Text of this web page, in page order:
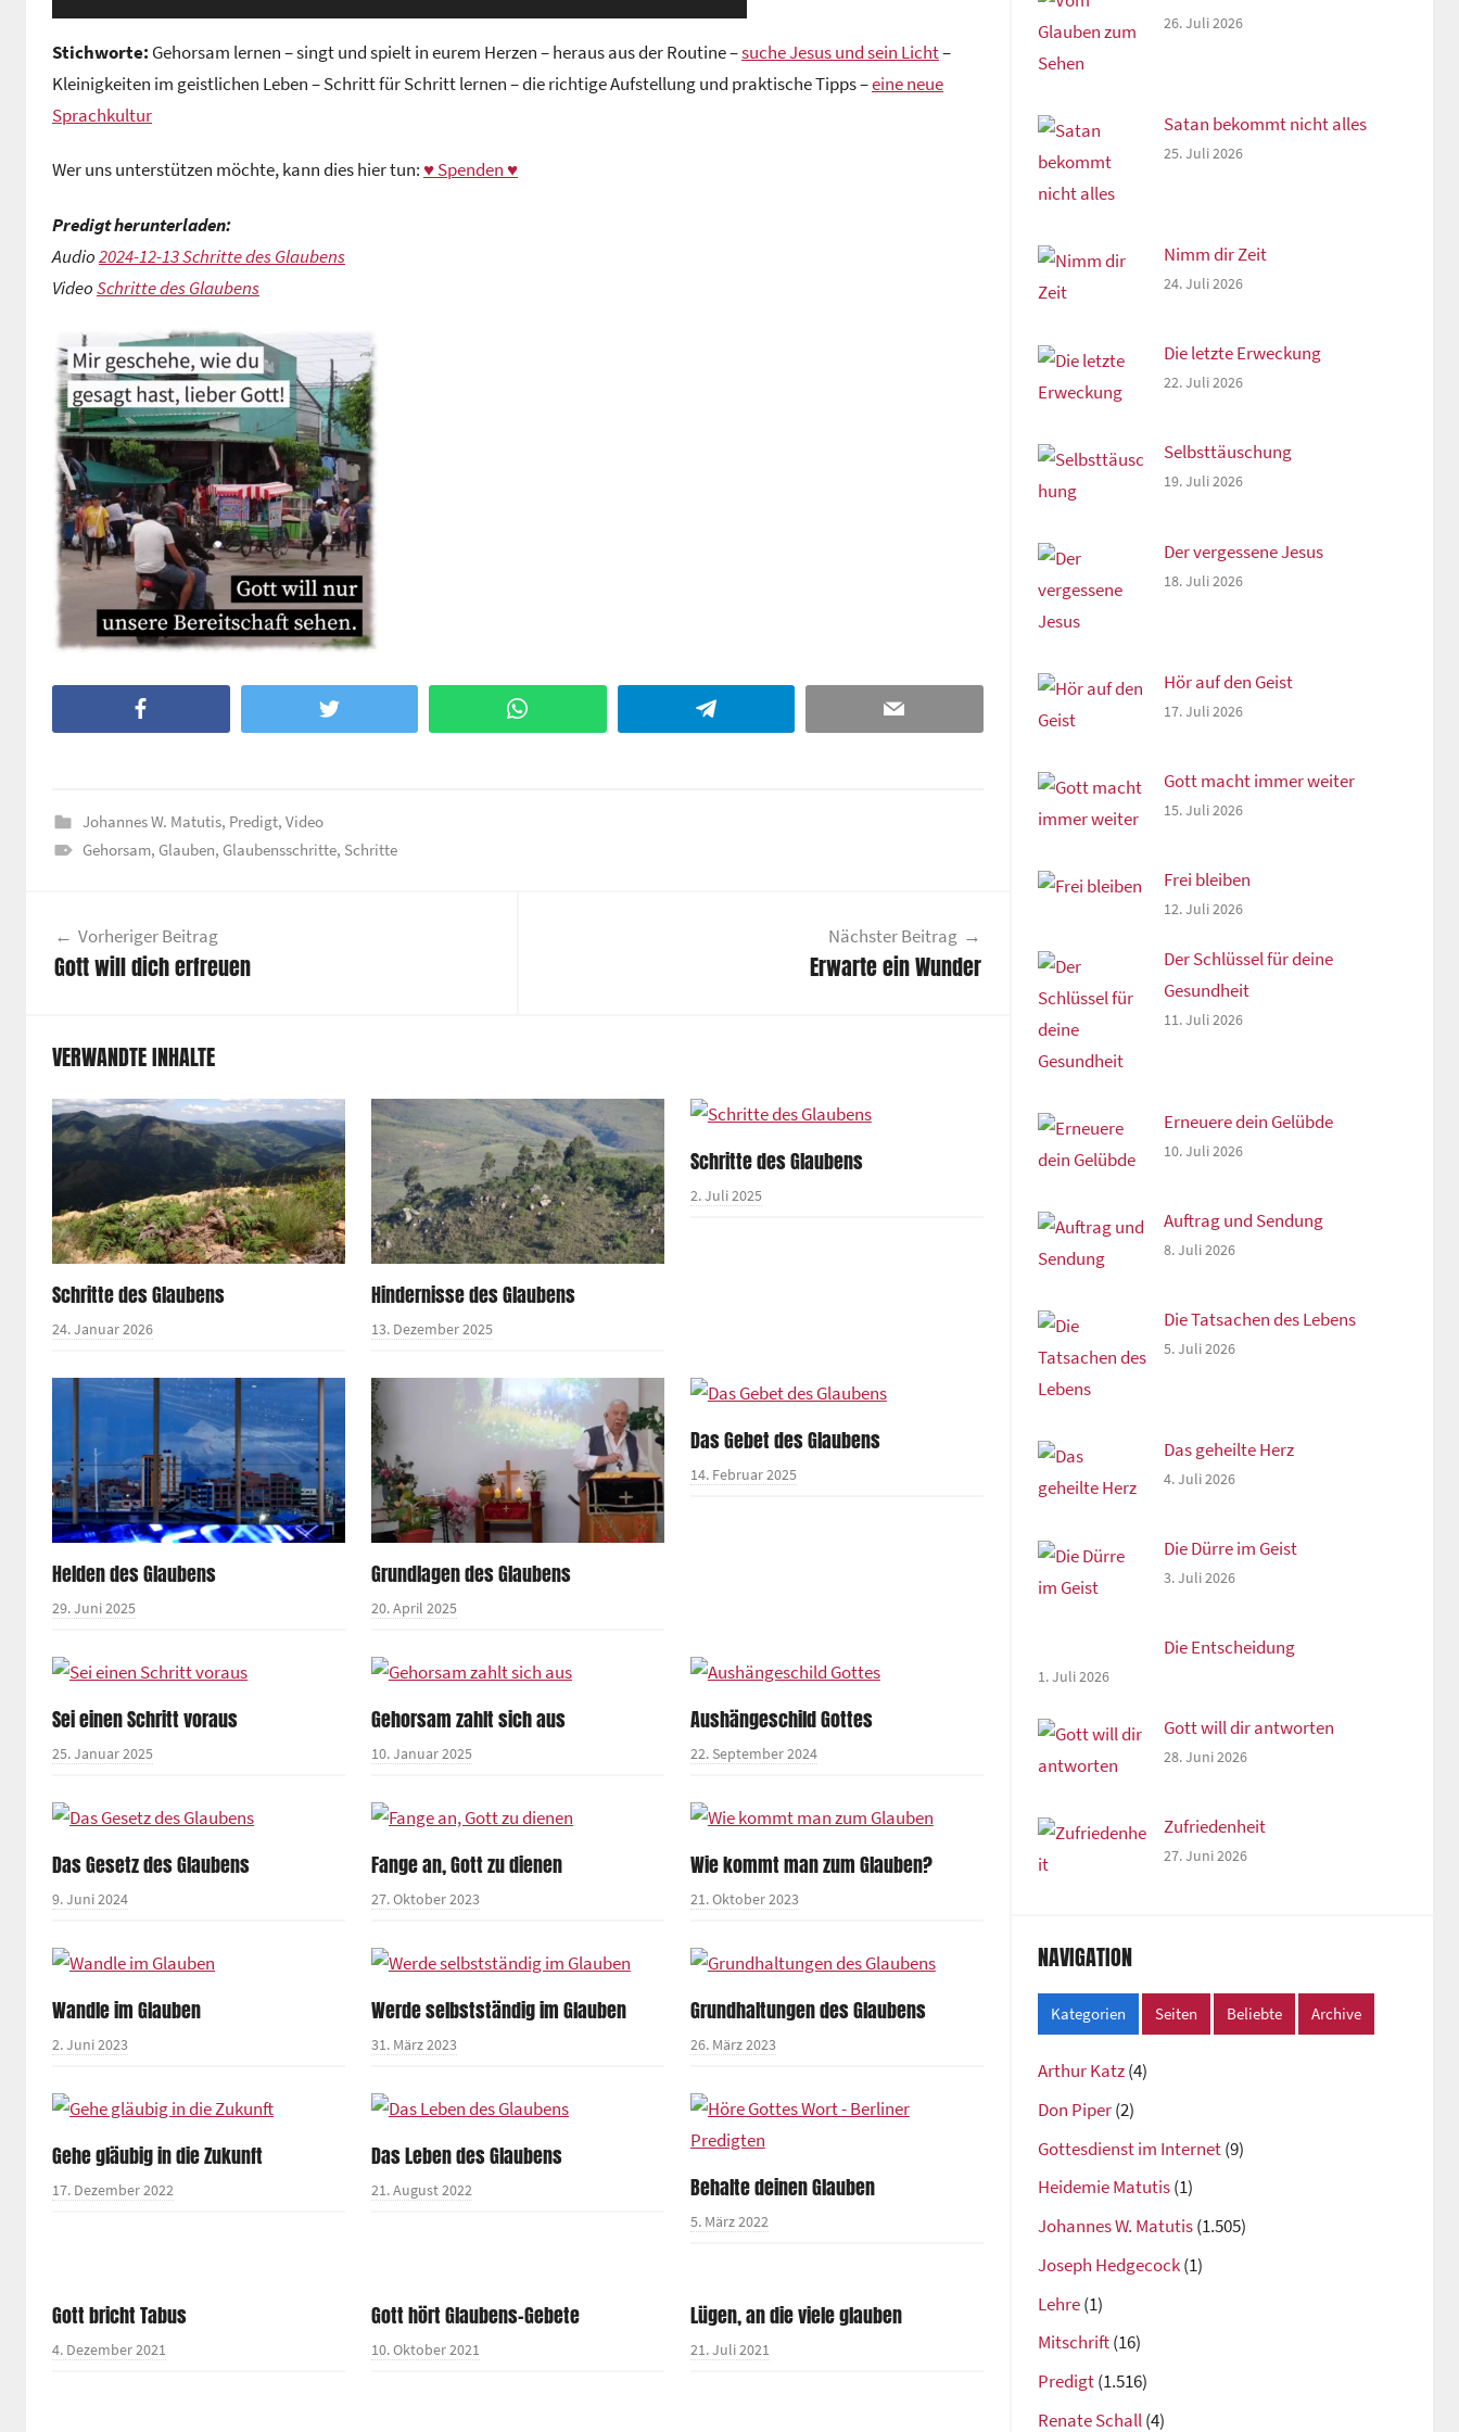
Stichworte: Gehorsam lernen – singt und spielt in eurem Herzen – heraus aus der Routine –suche Jesus und sein Licht–
Kleinigkeiten im geistlichen Leben – Schritt für Schritt lernen – die richtige Aufstellung und praktische Tipps –eine neue
Sprachkultur
Wer uns unterstützen möchte, kann dies hier tun: ♥ Spenden ♥
Predigt herunterladen:
Audio2024-12-13 Schritte des Glaubens
VideoSchritte des Glaubens
Twitter WhatsApp Telegram Email
Johannes W. Matutis, Predigt, Video
Gehorsam, Glauben, Glaubensschritte, Schritte
Vorheriger Beitrag
Gott will dich erfreuen
Nächster Beitrag
Erwarte ein Wunder
VERWANDTE INHALTE
Schritte des Glaubens
24. Januar 2026
Hindernisse des Glaubens
13. Dezember 2025
Schritte des Glaubens
2. Juli 2025
Helden des Glaubens
29. Juni 2025
Grundlagen des Glaubens
20. April 2025
Das Gebet des Glaubens
14. Februar 2025
Sei einen Schritt voraus
25. Januar 2025
Gehorsam zahlt sich aus
10. Januar 2025
Aushängeschild Gottes
22. September 2024
Das Gesetz des Glaubens
9. Juni 2024
Fange an, Gott zu dienen
27. Oktober 2023
Wie kommt man zum Glauben?
21. Oktober 2023
Wandle im Glauben
2. Juni 2023
Werde selbstständig im Glauben
31. März 2023
Grundhaltungen des Glaubens
26. März 2023
Gehe gläubig in die Zukunft
17. Dezember 2022
Das Leben des Glaubens
21. August 2022 Behalte deinen Glauben
5. März 2022
Gott bricht Tabus
4. Dezember 2021
Gott hört Glaubens-Gebete
10. Oktober 2021
Lügen, an die viele glauben
21. Juli 2021
26. Juli 2026
Satan bekommt nicht alles
25. Juli 2026
Nimm dir Zeit
24. Juli 2026
Die letzte Erweckung
22. Juli 2026
Selbsttäuschung
19. Juli 2026
Der vergessene Jesus
18. Juli 2026
Hör auf den Geist
17. Juli 2026
Gott macht immer weiter
15. Juli 2026
Frei bleiben
12. Juli 2026
Der Schlüssel für deine
Gesundheit
11. Juli 2026
Erneuere dein Gelübde
10. Juli 2026
Auftrag und Sendung
8. Juli 2026
Die Tatsachen des Lebens
5. Juli 2026
Das geheilte Herz
4. Juli 2026
Die Dürre im Geist
3. Juli 2026
Die Entscheidung
1. Juli 2026
Gott will dir antworten
28. Juni 2026
Zufriedenheit
27. Juni 2026
NAVIGATION
Kategorien Seiten Beliebte Archive
Arthur Katz(4)
Don Piper(2)
Gottesdienst im Internet(9)
Heidemie Matutis(1)
Johannes W. Matutis(1.505)
Joseph Hedgecock(1)
Lehre(1)
Mitschrift(16)
Predigt(1.516)
Renate Schall(4)